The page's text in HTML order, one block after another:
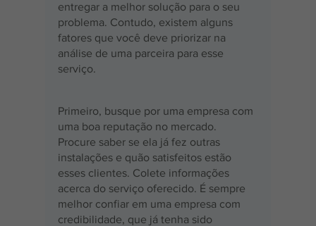
entregar a melhor solução para o seu
problema. Contudo, existem alguns
fatores que você deve priorizar na
análise de uma parceira para esse
serviço.
Primeiro, busque por uma empresa com
uma boa reputação no mercado.
Procure saber se ela já fez outras
instalações e quão satisfeitos estão
esses clientes. Colete informações
acerca do serviço oferecido. É sempre
melhor confiar em uma empresa com
credibilidade, que já tenha sido